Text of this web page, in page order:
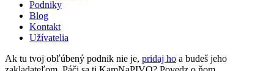
Podniky
Blog
Kontakt
Užívatelia
Ak tu tvoj obľúbený podnik nie je, pridaj ho a budeš jeho